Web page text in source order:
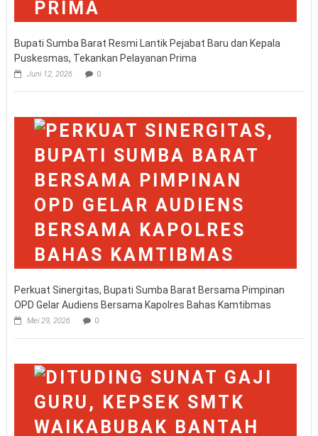
Bupati Sumba Barat Resmi Lantik Pejabat Baru dan Kepala
Puskesmas, Tekankan Pelayanan Prima
Juni 12, 2026 0
Perkuat Sinergitas, Bupati Sumba Barat Bersama Pimpinan
OPD Gelar Audiens Bersama Kapolres Bahas Kamtibmas
Mei 29, 2026 0